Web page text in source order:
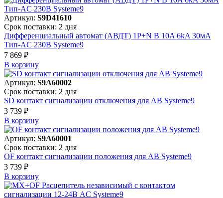
Артикул: S9D41610
Срок поставки: 2 дня
Дифференциальный автомат (АВДТ) 1P+N B 10A 6kA 30мА
Тип-AC 230В Systeme9
7 869 ₽
В корзинy
Артикул: S9A60002
Срок поставки: 2 дня
SD контакт сигнализации отключения для АВ Systeme9
3 739 ₽
В корзинy
Артикул: S9A60001
Срок поставки: 2 дня
OF контакт сигнализации положения для АВ Systeme9
3 739 ₽
В корзинy